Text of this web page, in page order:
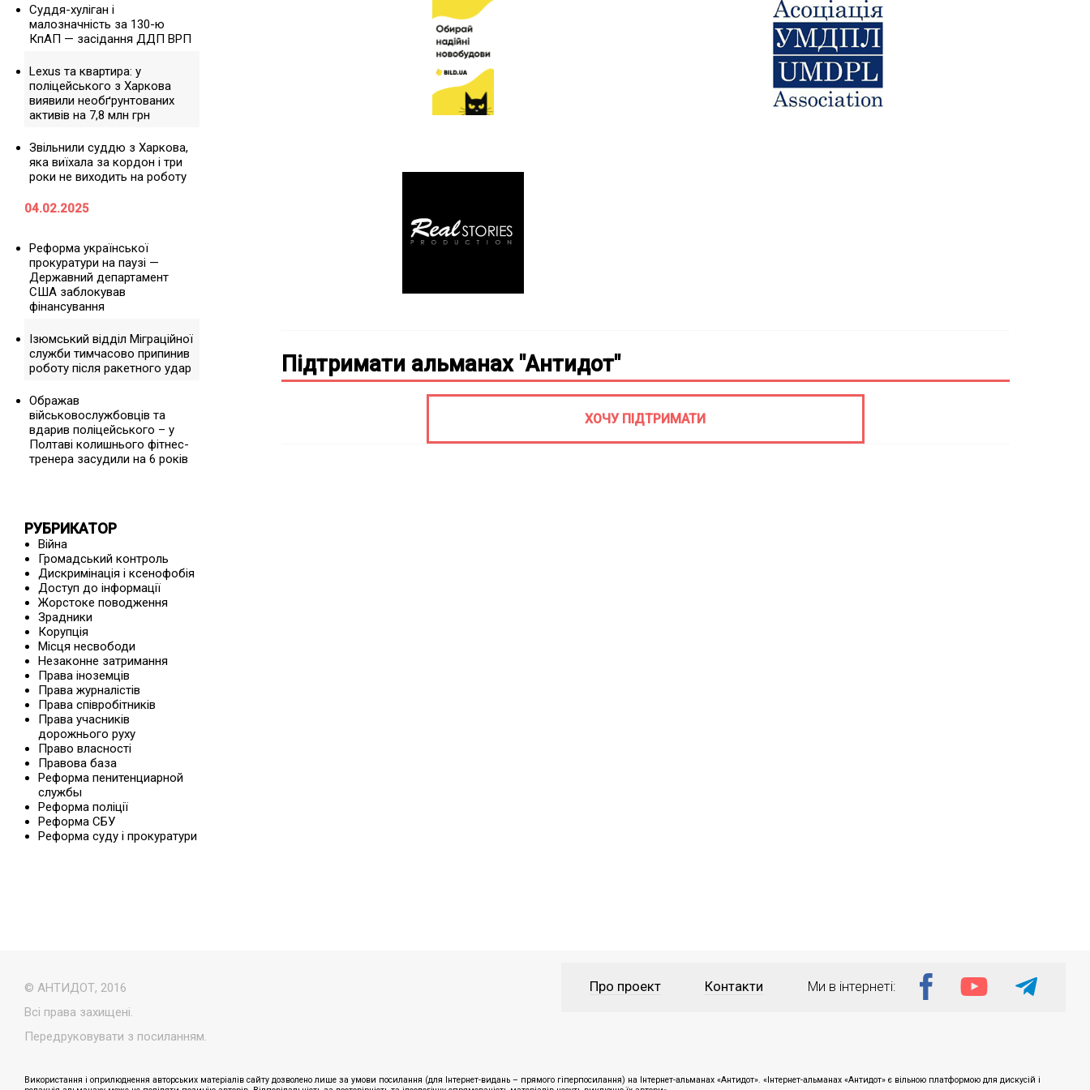
Суддя-хуліган і
малозначність за 130-ю
КпАП — засідання ДДП ВРП
Lexus та квартира: у
поліцейського з Харкова
виявили необґрунтованих
активів на 7,8 млн грн
Звільнили суддю з Харкова,
яка виїхала за кордон і три
роки не виходить на роботу
04.02.2025
Реформа української
прокуратури на паузі —
Державний департамент
США заблокував
фінансування
Ізюмський відділ Міграційної
служби тимчасово припинив
роботу після ракетного удар
Ображав
військовослужбовців та
вдарив поліцейського – у
Полтаві колишнього фітнес-
тренера засудили на 6 років
РУБРИКАТОР
Війна
Громадський контроль
Дискримінація і ксенофобія
Доступ до інформації
Жорстоке поводження
Зрадники
Корупція
Місця несвободи
Незаконне затримання
Права іноземців
Права журналістів
Права співробітників
Права учасників
дорожнього руху
Право власності
Правова база
Реформа пенитенциарной
службы
Реформа поліції
Реформа СБУ
Реформа суду і прокуратури
Підтримати альманах "Антидот"
ХОЧУ ПІДТРИМАТИ
© АНТИДОТ, 2016
Всі права захищені.
Передруковувати з посиланням.
Про проект Контакти Ми в інтернеті:
Використання і оприлюднення авторських матеріалів сайту дозволено лише за умови посилання (для Інтернет-видань – прямого гіперпосилання) на Інтернет-альманах «Антидот». «Інтернет-альманах «Антидот» є вільною платформою для дискусій і